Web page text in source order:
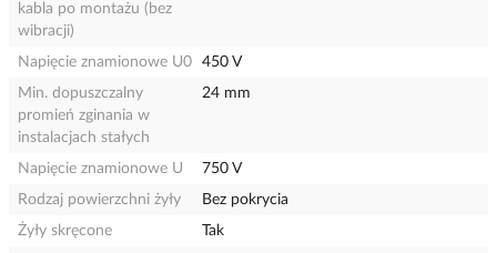
kabla po montażu (bez
wibracji)
Napięcie znamionowe U0
450 V
Min. dopuszczalny
promień zginania w
instalacjach stałych
24 mm
Napięcie znamionowe U
750 V
Rodzaj powierzchni żyły
Bez pokrycia
Żyły skręcone
Tak